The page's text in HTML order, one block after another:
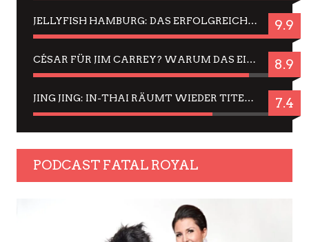
JELLYFISH HAMBURG: DAS ERFOLGREICHE SOMMER-MENÜ 2025 IN GEFÜHLEN UND BILDERN 9.9
CÉSAR FÜR JIM CARREY? WARUM DAS EINER DER NERVIGSTEN ACTORS IST UND BLEIBT 8.9
JING JING: IN-THAI RÄUMT WIEDER TITEL AB – EIN ZWEI-STUNDEN-ERLEBNISBERICHT 7.4
PODCAST FATAL ROYAL